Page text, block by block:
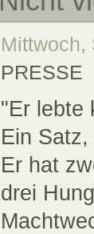
Mittwoch,
PRESSE
"Er lebte
Ein
Er hat
drei